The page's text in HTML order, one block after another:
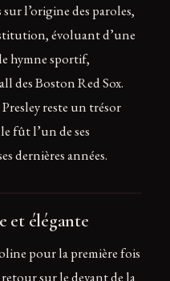
l’origine des paroles,
évoluant d’une
hymne sportif,
des Boston Red Sox.
reste un trésor
fût l’un de ses
dernières années.
et élégante
pour la première fois
retour sur le devant de la